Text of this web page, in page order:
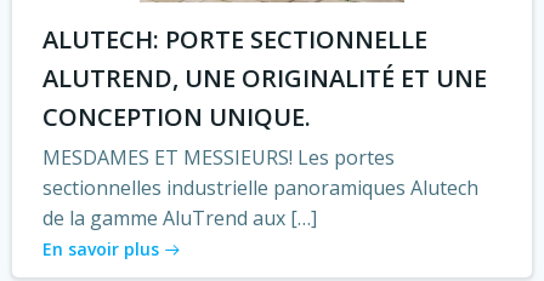
ALUTECH: PORTE SECTIONNELLE
ALUTREND, UNE ORIGINALITÉ ET UNE
CONCEPTION UNIQUE.
MESDAMES ET MESSIEURS! Les portes
sectionnelles industrielle panoramiques Alutech
de la gamme AluTrend aux […]
En savoir plus